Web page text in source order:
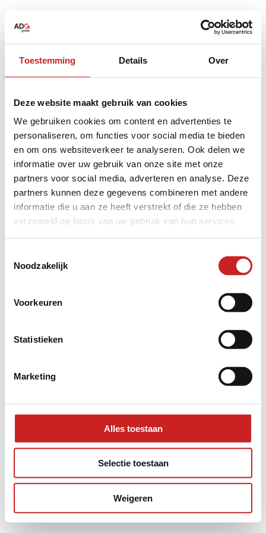
Toestemming Details Over
Deze website maakt gebruik van cookies
We gebruiken cookies om content en advertenties te
personaliseren, om functies voor social media te bieden
en om ons websiteverkeer te analyseren. Ook delen we
informatie over uw gebruik van onze site met onze
partners voor social media, adverteren en analyse. Deze
partners kunnen deze gegevens combineren met andere
informatie die u aan ze heeft verstrekt of die ze hebben
verzameld op basis van uw gebruik van hun services.
Noodzakelijk
Voorkeuren
Statistieken
Marketing
Alles toestaan
Selectie toestaan
Weigeren
loadingwww.adggroep.nl
for more